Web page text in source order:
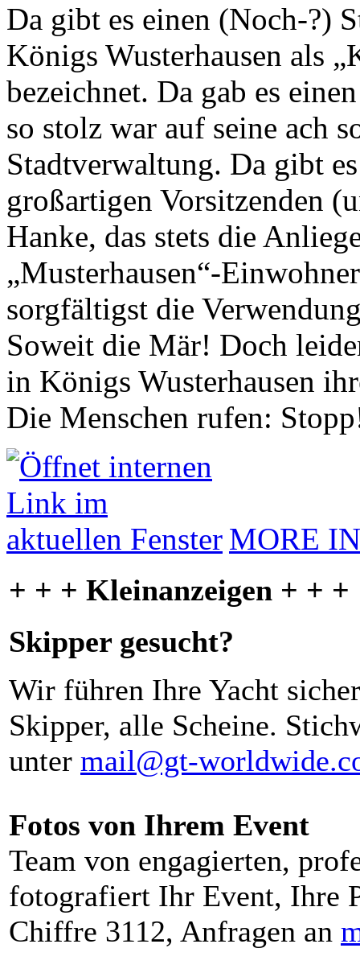
Da gibt es einen (Noch-?)
Königs Wusterhausen als
bezeichnet. Da gab es
so stolz war auf seine ach
Stadtverwaltung. Da gibt
großartigen Vorsitzenden
Hanke, das stets die
„Musterhausen“-
sorgfältigst die
Soweit die Mär! Doch
in Königs Wusterhausen
Die Menschen rufen:
MORE
+ + + Kleinanzeigen + + +
Skipper gesucht?
Wir führen Ihre Yacht
Skipper, alle Scheine.
unter mail@gt-
Fotos von Ihrem Event
Team von engagierten,
fotografiert Ihr Event, Ihre
Chiffre 3112, Anfragen an